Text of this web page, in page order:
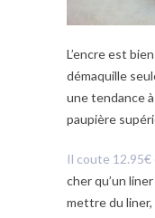
L’encre est
démaquille
une tendance
paupière
Il coute 12.95€
cher qu’un
mettre du liner,